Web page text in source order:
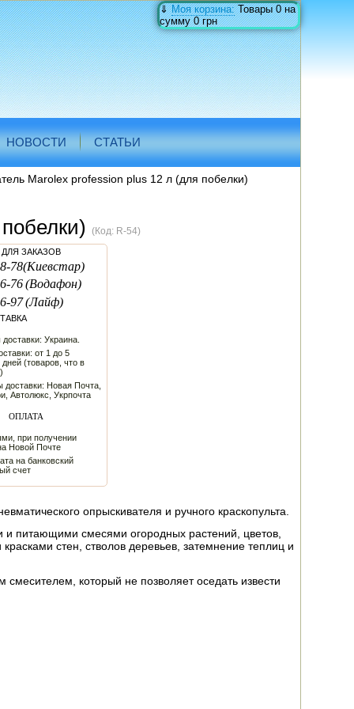
⇓Моя корзина:Товары0на
сумму0 грн
НОВОСТИ СТАТЬИ
Marolex profession plus 12 л (для побелки)
(Код: R-54)
ЗАКАЗОВ
78(Киевстар)
76(Водафон)
97(Лайф)
Украина.
от 1 до 5
дней (товаров, что в
доставки: Новая Почта,
Автолюкс, Укрпочта
ОПЛАТА
при получении
Новой Почте
на банковский
счет
опрыскивателя и ручного краскопульта.
питающими смесями огородных растений, цветов,
стен, стволов деревьев, затемнение теплиц и
который не позволяет оседать извести